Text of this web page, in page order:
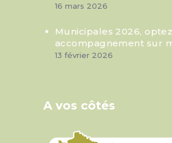
16 mars 2026
Municipales 2026,
accompagnement sur
13 février 2026
A vos côtés